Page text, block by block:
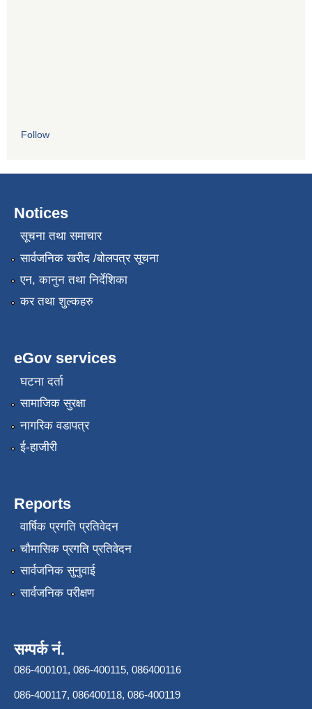
Follow
Notices
सूचना तथा समाचार
सार्वजनिक खरीद /बोलपत्र सूचना
एन, कानुन तथा निर्देशिका
कर तथा शुल्कहरु
eGov services
घटना दर्ता
सामाजिक सुरक्षा
नागरिक वडापत्र
ई-हाजीरी
Reports
वार्षिक प्रगति प्रतिवेदन
चौमासिक प्रगति प्रतिवेदन
सार्वजनिक सुनुवाई
सार्वजनिक परीक्षण
सम्पर्क नं.
086-400101, 086-400115, 086400116
086-400117, 086400118, 086-400119